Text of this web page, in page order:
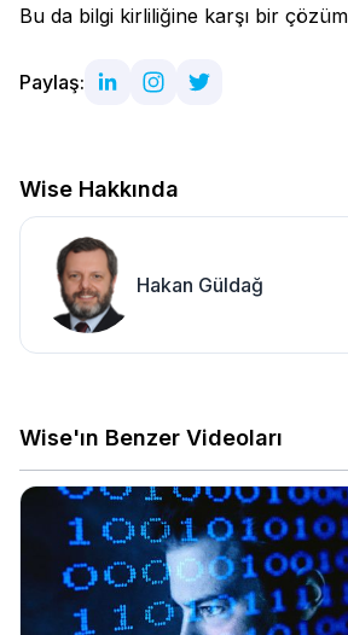
Bu da bilgi kirliliğine karşı bir
Paylaş:
Wise Hakkında
Hakan Güldağ
Wise'ın Benzer Videoları